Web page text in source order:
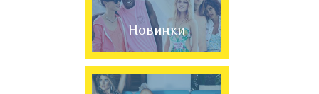
Новинки